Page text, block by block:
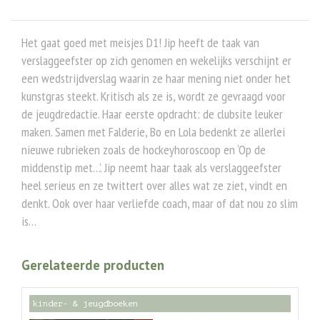
Het gaat goed met meisjes D1! Jip heeft de taak van
verslaggeefster op zich genomen en wekelijks verschijnt er
een wedstrijdverslag waarin ze haar mening niet onder het
kunstgras steekt. Kritisch als ze is, wordt ze gevraagd voor
de jeugdredactie. Haar eerste opdracht: de clubsite leuker
maken. Samen met Falderie, Bo en Lola bedenkt ze allerlei
nieuwe rubrieken zoals de hockeyhoroscoop en ‘Op de
middenstip met…’. Jip neemt haar taak als verslaggeefster
heel serieus en ze twittert over alles wat ze ziet, vindt en
denkt. Ook over haar verliefde coach, maar of dat nou zo slim
is…
Gerelateerde producten
kinder- & jeugdboeken